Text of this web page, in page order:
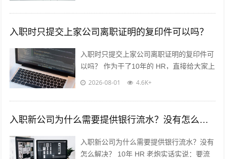
入职时只提交上家公司离职证明的复印件可以吗？
入职时只提交上家公司离职证明的复印件可
以吗？ 作为干了10年的 HR，直接给大家上
干货，不绕弯子！ 答案：分情况，但大概
2026-08-01 4.6K+
入职新公司为什么需要提供银行流水？没有怎么解决？
入职新公司为什么需要提供银行流水？没有
怎么解决？ 10年 HR 老炮实话实说：要流